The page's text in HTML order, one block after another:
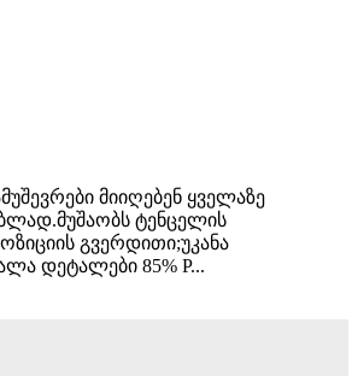
მიიღებენ ყველაზე
ტენცელის
გვერდითი;უკანა
დეტალები 85% P...